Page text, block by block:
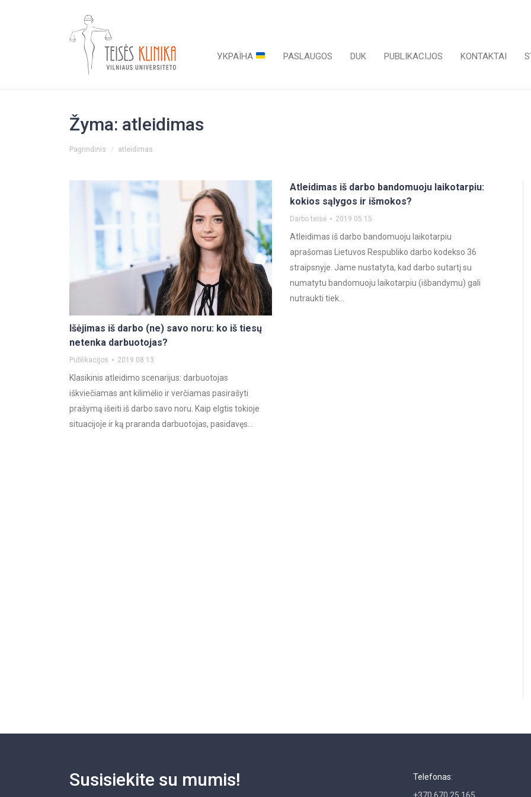
УКРАЇНА PASLAUGOS DUK PUBLIKACIJOS KONTAKTAI
Žyma: atleidimas
You are here:
Pagrindinis atleidimas
Išėjimas iš darbo (ne) savo noru: ko iš tiesų
netenka darbuotojas?
Publikacijos 2019 08 13
Klasikinis atleidimo scenarijus: darbuotojas
iškviečiamas ant kilimėlio ir verčiamas pasirašyti
prašymą išeiti iš darbo savo noru. Kaip elgtis tokioje
situacijoje ir ką praranda darbuotojas, pasidavęs…
Atleidimas iš darbo bandomuoju laikotarpiu:
kokios sąlygos ir išmokos?
Darbo teisė 2019 05 15
Atleidimas iš darbo bandomuoju laikotarpiu
aprašomas Lietuvos Respubliko darbo kodekso 36
straipsnyje. Jame nustatyta, kad darbo sutartį su
numatytu bandomuoju laikotarpiu (išbandymu) gali
nutraukti tiek…
Susisiekite su mumis!
Telefonas: